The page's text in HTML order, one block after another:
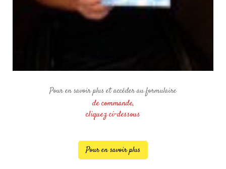
Pour en savoir plus et accéder au formulaire
de commande,
cliquez ci-dessous
Pour en savoir plus